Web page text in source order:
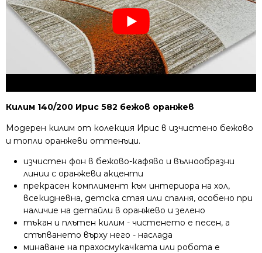
Килим 140/200 Ирис 582 бежов оранжев
Модерен килим от колекция Ирис в изчистено бежово
и топли оранжеви оттенъци.
изчистен фон в бежово-кафяво и вълнообразни
линии с оранжеви акценти
прекрасен комплимент към интериора на хол,
всекидневна, детска стая или спалня, особено при
наличие на детайли в оранжево и зелено
тъкан и плътен килим - чистенето е песен, а
стъпването върху него - наслада
минаване на прахосмукачката или робота е